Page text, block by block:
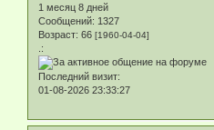
1 месяц 8 дней
Сообщений: 1327
Возраст: 66 [1960-04-04]
.:
Последний визит:
01-08-2026 23:33:27